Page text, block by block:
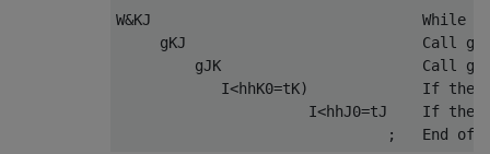
W&KJ                               While K not
gKJ                           Call
gJK                       Call
I<hhK0=tK)             If the
I<hhJ0=tJ    If the